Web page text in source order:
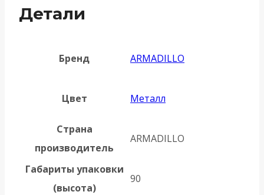
Детали
Бренд ARMADILLO
Цвет Металл
Страна
производитель
ARMADILLO
Габариты упаковки
(высота)
90